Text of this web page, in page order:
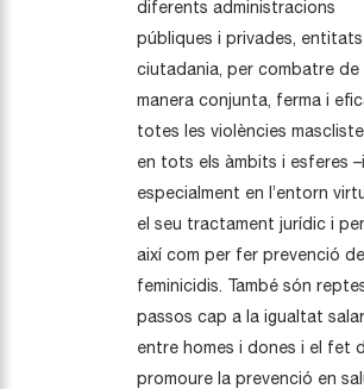
diferents administracions
públiques i privades, entitats
ciutadania, per combatre de
manera conjunta, ferma i
totes les violències
en tots els àmbits i esferes –i
especialment en l’entorn
el seu tractament jurídic i
així com per fer prevenció
feminicidis. També són
passos cap a la igualtat
entre homes i dones i el fet
promoure la prevenció en